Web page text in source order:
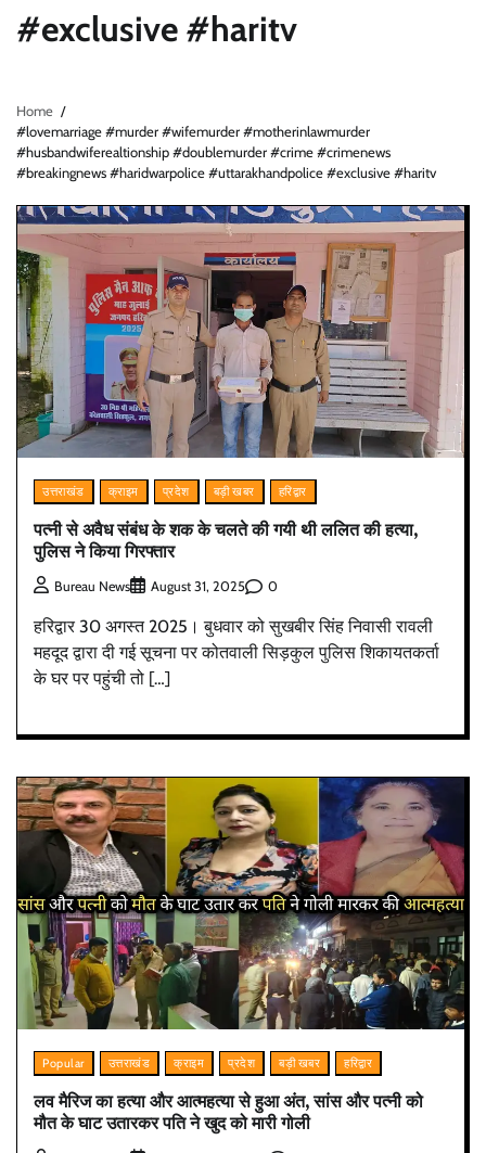
#exclusive #haritv
Home
#lovemarriage #murder #wifemurder #motherinlawmurder
#husbandwiferealtionship #doublemurder #crime #crimenews
#breakingnews #haridwarpolice #uttarakhandpolice #exclusive #haritv
उत्तराखंड क्राइम प्रदेश बड़ी खबर हरिद्वार
पत्नी से अवैध संबंध के शक के चलते की गयी थी ललित की हत्या,
पुलिस ने किया गिरफ्तार
Bureau News August 31, 2025 0
हरिद्वार 30 अगस्त 2025। बुधवार को सुखबीर सिंह निवासी रावली
महदूद द्वारा दी गई सूचना पर कोतवाली सिड़कुल पुलिस शिकायतकर्ता
के घर पर पहुंची तो […]
Popular उत्तराखंड क्राइम प्रदेश बड़ी खबर हरिद्वार
लव मैरिज का हत्या और आत्महत्या से हुआ अंत, सांस और पत्नी को
मौत के घाट उतारकर पति ने खुद को मारी गोली